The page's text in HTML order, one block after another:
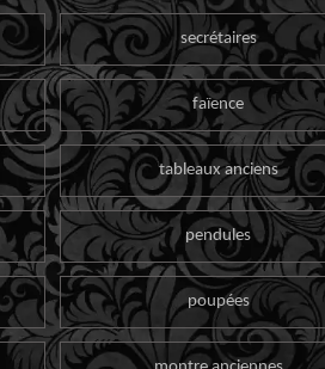
secrétaires
faïence
tableaux anciens
pendules
poupées